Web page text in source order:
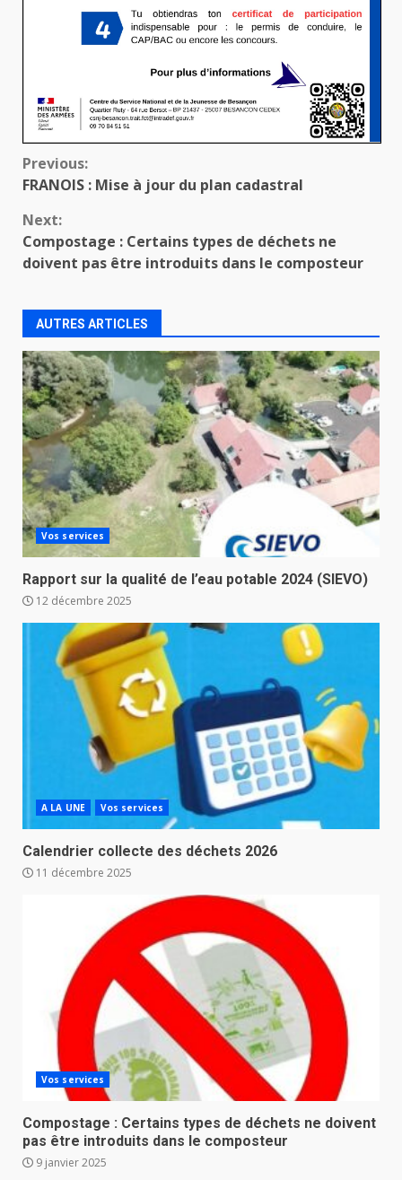
Continue
Previous:
FRANOIS : Mise à jour du plan cadastral
Next:
Compostage : Certains types de déchets ne
doivent pas être introduits dans le composteur
AUTRES ARTICLES
Vos services
Rapport sur la qualité de l’eau potable 2024 (SIEVO)
12 décembre 2025
A LA UNE Vos services
Calendrier collecte des déchets 2026
11 décembre 2025
Vos services
Compostage : Certains types de déchets ne doivent
pas être introduits dans le composteur
9 janvier 2025